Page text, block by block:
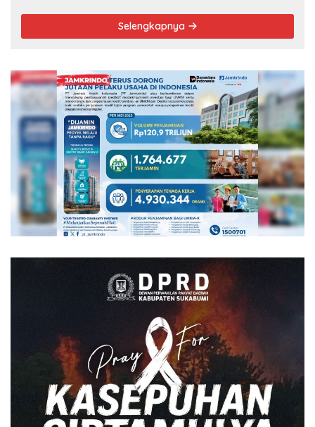
Selengkapnya